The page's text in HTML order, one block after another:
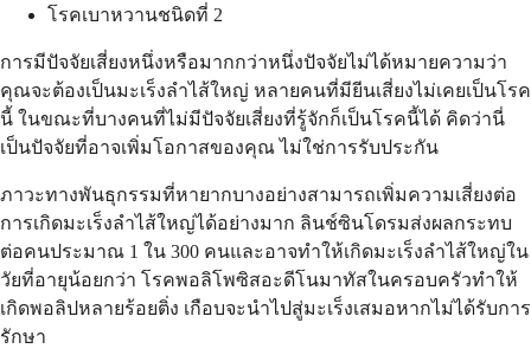
โรคเบาหวานชนิดที่ 2
การมีปัจจัยเสี่ยงหนึ่งหรือมากกว่าหนึ่งปัจจัยไม่ได้หมายความว่า
คุณจะต้องเป็นมะเร็งลำไส้ใหญ่ หลายคนที่มียีนเสี่ยงไม่เคยเป็นโรค
นี้ ในขณะที่บางคนที่ไม่มีปัจจัยเสี่ยงที่รู้จักก็เป็นโรคนี้ได้ คิดว่านี่
เป็นปัจจัยที่อาจเพิ่มโอกาสของคุณ ไม่ใช่การรับประกัน
ภาวะทางพันธุกรรมที่หายากบางอย่างสามารถเพิ่มความเสี่ยงต่อ
การเกิดมะเร็งลำไส้ใหญ่ได้อย่างมาก ลินช์ซินโดรมส่งผลกระทบ
ต่อคนประมาณ 1 ใน 300 คนและอาจทำให้เกิดมะเร็งลำไส้ใหญ่ใน
วัยที่อายุน้อยกว่า โรคพอลิโพซิสอะดีโนมาทัสในครอบครัวทำให้
เกิดพอลิปหลายร้อยติ่ง เกือบจะนำไปสู่มะเร็งเสมอหากไม่ได้รับการ
รักษา